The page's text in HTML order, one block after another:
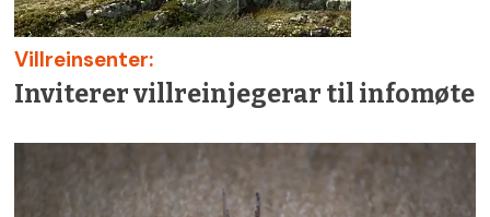
Villreinsenter:
Inviterer villreinjegerar til infomøte